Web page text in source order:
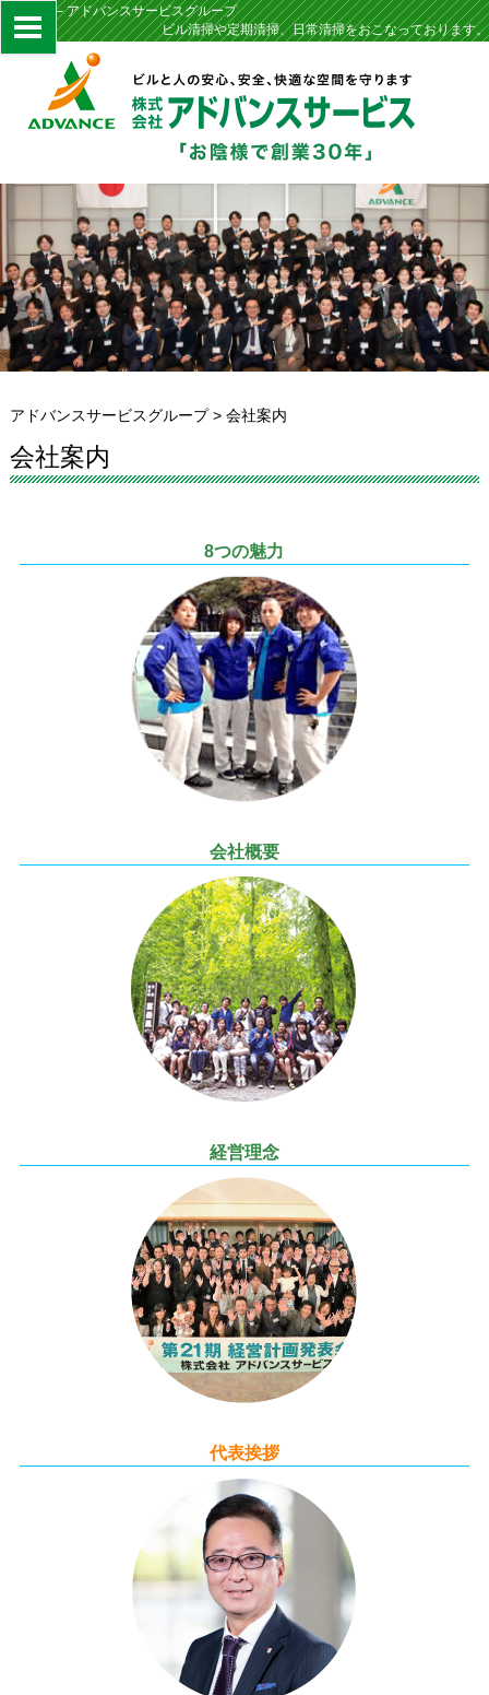
会社案内 – アドバンスサービスグループ
ビル清掃や定期清掃、日常清掃をおこなっております。
アドバンスサービスグループ> 会社案内
会社案内
8つの魅力
会社概要
経営理念
代表挨拶